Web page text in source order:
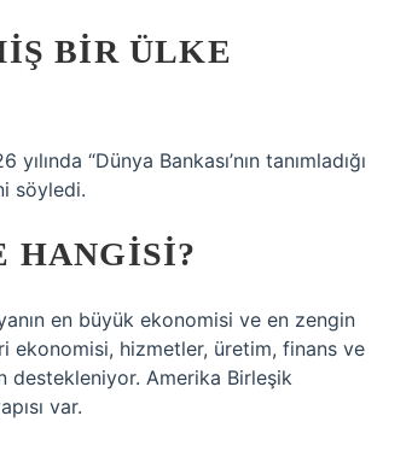
BIR ÜLKE
“Dünya Bankası’nın tanımladığı
söyledi.
HANGISI?
en büyük ekonomisi ve en zengin
ekonomisi, hizmetler, üretim, finans ve
destekleniyor. Amerika Birleşik
var.